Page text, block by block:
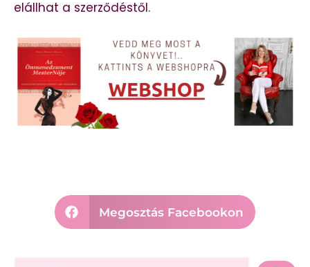
elállhat a szerződéstől.
Megosztás Facebookon